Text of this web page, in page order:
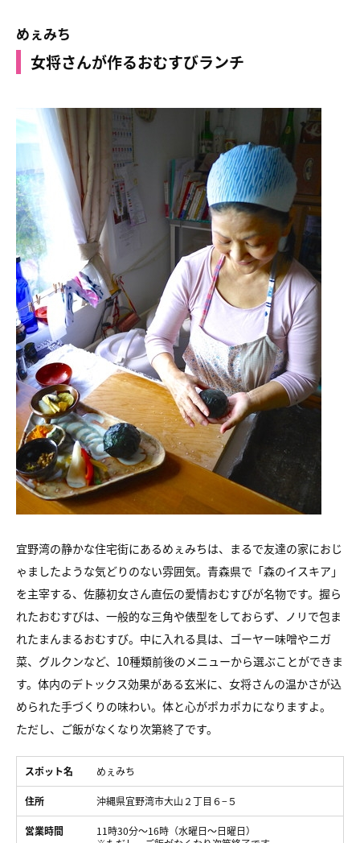
めぇみち
女将さんが作るおむすびランチ
宜野湾の静かな住宅街にあるめぇみちは、まるで友達の家におじ
ゃましたような気どりのない雰囲気。青森県で「森のイスキア」
を主宰する、佐藤初女さん直伝の愛情おむすびが名物です。握ら
れたおむすびは、一般的な三角や俵型をしておらず、ノリで包ま
れたまんまるおむすび。中に入れる具は、ゴーヤー味噌やニガ
菜、グルクンなど、10種類前後のメニューから選ぶことができま
す。体内のデトックス効果がある玄米に、女将さんの温かさが込
められた手づくりの味わい。体と心がポカポカになりますよ。
ただし、ご飯がなくなり次第終了です。
スポット名 めぇみち
住所 沖縄県宜野湾市大山２丁目６−５
営業時間
11時30分〜16時（水曜日〜日曜日）